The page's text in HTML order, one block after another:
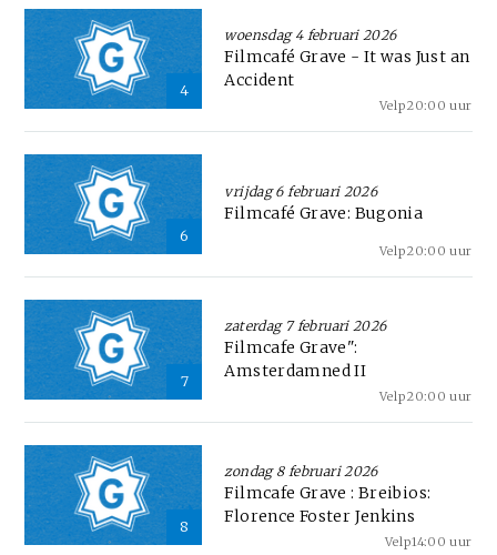
4
woensdag 4 februari 2026
Filmcafé Grave - It was Just an
Accident
20:00 uur
Velp
6
vrijdag 6 februari 2026
Filmcafé Grave: Bugonia
20:00 uur
Velp
7
zaterdag 7 februari 2026
Filmcafe Grave":
Amsterdamned II
20:00 uur
Velp
8
zondag 8 februari 2026
Filmcafe Grave : Breibios:
Florence Foster Jenkins
14:00 uur
Velp